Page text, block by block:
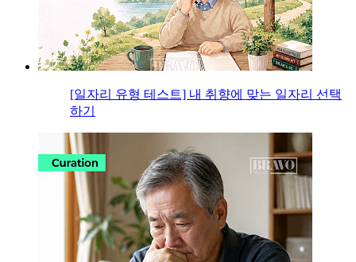
[일자리 유형 테스트] 내 취향에 맞는 일자리 선택
하기